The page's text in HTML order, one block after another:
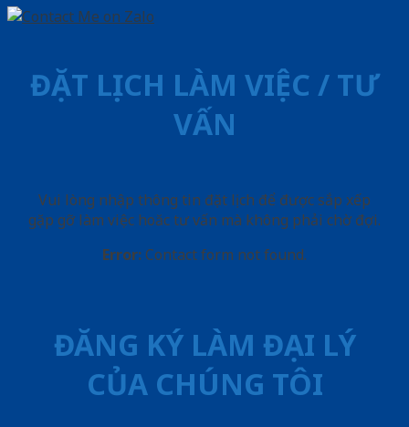
ĐẶT LỊCH LÀM VIỆC / TƯ
VẤN
Vui lòng nhập thông tin đặt lịch để được sắp xếp
gặp gỡ làm việc hoăc tư vấn mà không phải chờ đợi.
Error: Contact form not found.
ĐĂNG KÝ LÀM ĐẠI LÝ
CỦA CHÚNG TÔI